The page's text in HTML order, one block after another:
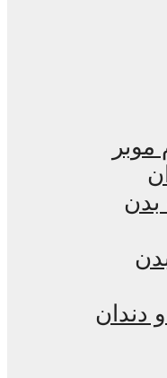
بدن
دندان